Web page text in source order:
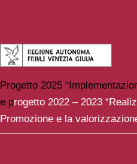
Progetto 2025
e progetto 2022 – 2023
Promozione e la